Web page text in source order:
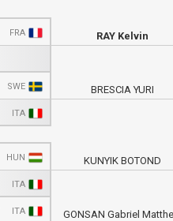
FRA
SWE
ITA
HUN
ITA
ITA
RAY Kelvin
BRESCIA YURI
KUNYIK BOTOND
GONSAN Gabriel